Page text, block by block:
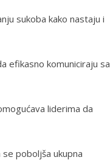
sukoba kako nastaju i
efikasno komuniciraju sa
liderima da
poboljša ukupna